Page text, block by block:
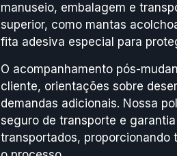
manuseio, embalagem e
superior, como mantas
fita adesiva especial para
O acompanhamento pós-
cliente, orientações sobre
demandas adicionais. Nossa
seguro de transporte e
transportados,